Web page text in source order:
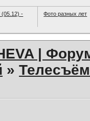
-
Фото разных лет
|
»